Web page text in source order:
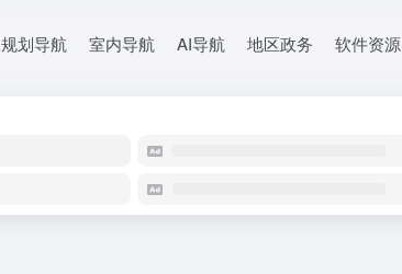
规划导航 室内导航 AI导航 地区政务 软件资源